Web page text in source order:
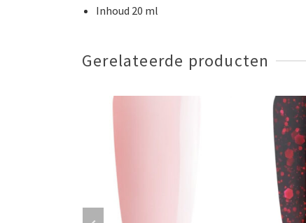
Inhoud 20 ml
Gerelateerde producten